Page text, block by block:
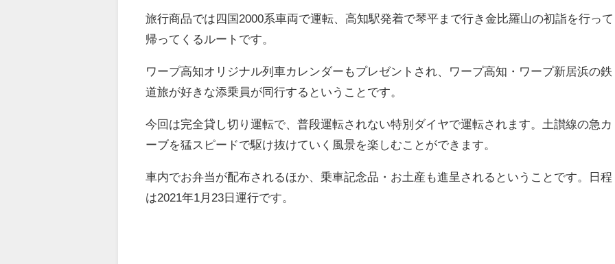
旅行商品では四国2000系車両で運転、高知駅発着で琴平まで行き金比羅山の初詣を行って
帰ってくるルートです。
ワープ高知オリジナル列車カレンダーもプレゼントされ、ワープ高知・ワープ新居浜の鉄
道旅が好きな添乗員が同行するということです。
今回は完全貸し切り運転で、普段運転されない特別ダイヤで運転されます。土讃線の急カ
ーブを猛スピードで駆け抜けていく風景を楽しむことができます。
車内でお弁当が配布されるほか、乗車記念品・お土産も進呈されるということです。日程
は2021年1月23日運行です。